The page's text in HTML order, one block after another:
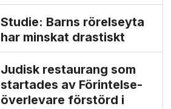
Studie: Barns rörelseyta
har minskat drastiskt
Judisk restaurang som
startades av Förintelse­
överlevare förstörd i